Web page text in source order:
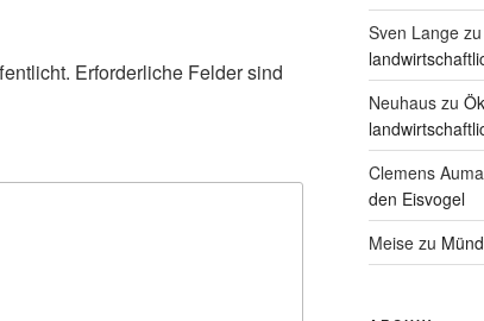
Erforderliche Felder sind
Sven Lange
Neuhauszu
Clemens
den Eisvogel
Meisezu